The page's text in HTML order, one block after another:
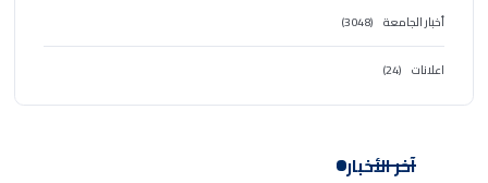
أخبار الجامعة (3048)
اعلانات (24)
آخر الأخبار